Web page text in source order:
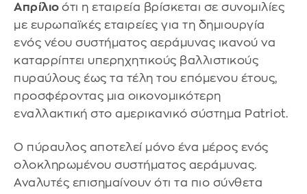
Απρίλιο ότι η εταιρεία βρίσκεται σε συνομιλίες
με ευρωπαϊκές εταιρείες για τη δημιουργία
ενός νέου συστήματος αεράμυνας ικανού να
καταρρίπτει υπερηχητικούς βαλλιστικούς
πυραύλους έως τα τέλη του επόμενου έτους,
προσφέροντας μια οικονομικότερη
εναλλακτική στο αμερικανικό σύστημα Patriot.
Ο πύραυλος αποτελεί μόνο ένα μέρος ενός
ολοκληρωμένου συστήματος αεράμυνας.
Αναλυτές επισημαίνουν ότι τα πιο σύνθετα